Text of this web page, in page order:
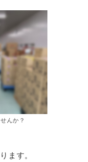
んか？
ます。